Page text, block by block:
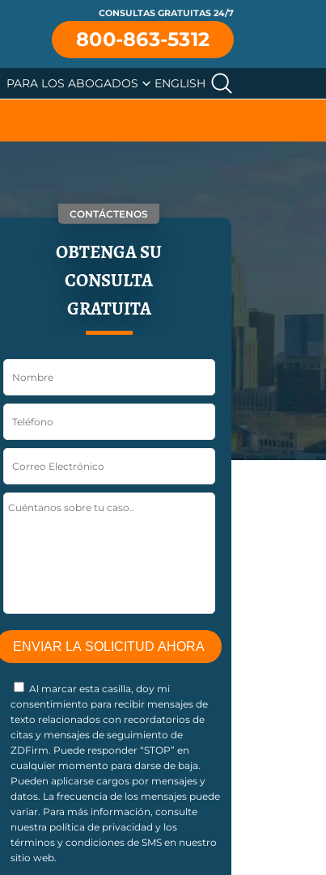
CONSULTAS GRATUITAS 24/7
800-863-5312
PARA LOS ABOGADOS ENGLISH
CONTÁCTENOS
OBTENGA SU
CONSULTA
GRATUITA
Al marcar esta casilla, doy mi
consentimiento para recibir mensajes de
texto relacionados con recordatorios de
citas y mensajes de seguimiento de
ZDFirm. Puede responder “STOP” en
cualquier momento para darse de baja.
Pueden aplicarse cargos por mensajes y
datos. La frecuencia de los mensajes puede
variar. Para más información, consulte
nuestra política de privacidad y los
términos y condiciones de SMS en nuestro
sitio web.